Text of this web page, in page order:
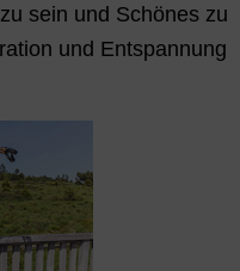
sein und Schönes zu
und Entspannung